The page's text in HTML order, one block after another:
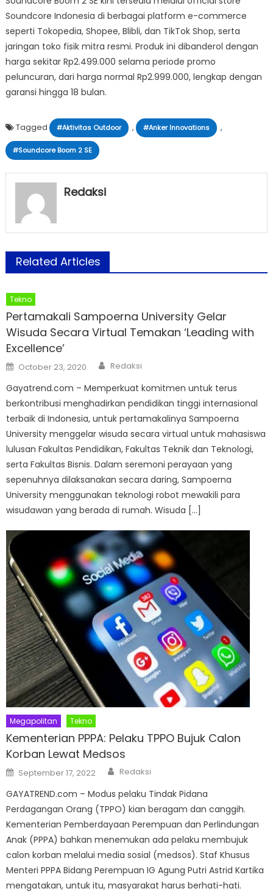
Soundcore Indonesia di berbagai platform e-commerce
seperti Tokopedia, Shopee, Blibli, dan TikTok Shop, serta
jaringan toko fisik mitra resmi. Produk ini dibanderol dengan
harga sekitar Rp2.499.000 selama periode promo
peluncuran, dari harga normal Rp2.999.000, lengkap dengan
garansi hingga 18 bulan.
Tagged #Aktivitas Outdoor , #Anker Innovations ,
#Soundcore Boom 2 SE
Redaksi
Related Articles
Tekno
Pertamakali Sampoerna University Gelar
Wisuda Secara Virtual Temakan ‘Leading with
Excellence’
Posted
on
October 23, 2020 Author
Redaksi
Gayatrend.com – Memperkuat komitmen untuk terus
berkontribusi menghadirkan pendidikan tinggi internasional
terbaik di Indonesia, untuk pertamakalinya Sampoerna
University menggelar wisuda secara virtual untuk mahasiswa
lulusan Fakultas Pendidikan, Fakultas Teknik dan Teknologi,
serta Fakultas Bisnis. Dalam seremoni perayaan yang
sepenuhnya dilaksanakan secara daring, Sampoerna
University menggunakan teknologi robot mewakili para
wisudawan yang berada di rumah. Wisuda […]
Megapolitan Tekno
Kementerian PPPA: Pelaku TPPO Bujuk Calon
Korban Lewat Medsos
Posted
on
September 17, 2022 Author
Redaksi
GAYATREND.com – Modus pelaku Tindak Pidana
Perdagangan Orang (TPPO) kian beragam dan canggih.
Kementerian Pemberdayaan Perempuan dan Perlindungan
Anak (PPPA) bahkan menemukan ada pelaku membujuk
calon korban melalui media sosial (medsos). Staf Khusus
Menteri PPPA Bidang Perempuan IG Agung Putri Astrid Kartika
mengatakan, untuk itu, masyarakat harus berhati-hati.